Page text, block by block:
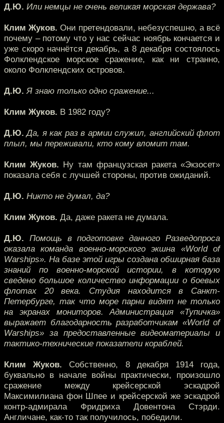
Д.Ю. Или немцы не очень великая морская держава?
Клим Жуков. Они претендовали, небезуспешно, а всё
почему – потому что у нас сейчас ноябрь кончается и
уже скоро начнётся декабрь, а 8 декабря состоялось
Фолклендское морское сражение, как ни странно,
около Фолклендских островов.
Д.Ю. Я знаю только одно сражение...
Клим Жуков. В 1982 году?
Д.Ю. Да, я как раз в армии служил, английский флот
плыл, мы переживали, кто кому вломит там.
Клим Жуков. Ну там французская ракета «Экзосет»
показала себя с лучшей стороны, против ожиданий.
Д.Ю. Никто не думал, да?
Клим Жуков. Да, даже ракета не думала.
Д.Ю. Помощь в подготовке данного Разведопроса
оказала команда военно-морского экшна «World of
Warships». На базе этой игры создана обширная база
знаний по военно-морской истории, в которую
сведено большое количество информации о боевых
флотах 20 века. Студия находится в Санкт-
Петербурге, так что море парни видят не только
на экранах мониторов. Администрация «Тупичка»
выражает благодарность разработчикам «World of
Warships» за предоставленные видеоматериалы и
тактико-технические показатели кораблей.
Клим Жуков. Собственно, 8 декабря 1914 года,
буквально в начале войны практически, произошло
сражение между крейсерской эскадрой
Максимилиана фон Шпее и крейсерской же эскадрой
контр-адмирала Фридриха Довентона Стэрди.
Англичане, как-то так получилось, победили.